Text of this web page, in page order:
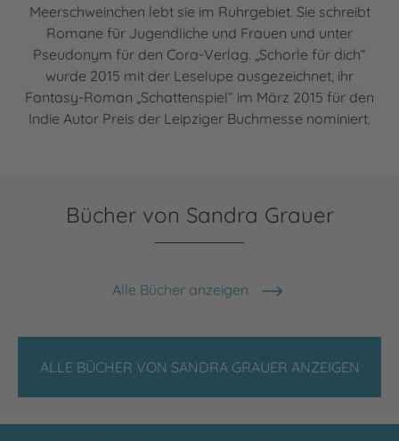
Meerschweinchen lebt sie im Ruhrgebiet. Sie schreibt
Romane für Jugendliche und Frauen und unter
Pseudonym für den Cora-Verlag. „Schorle für dich“
wurde 2015 mit der Leselupe ausgezeichnet, ihr
Fantasy-Roman „Schattenspiel“ im März 2015 für den
Indie Autor Preis der Leipziger Buchmesse nominiert.
Bücher von Sandra Grauer
Alle Bücher anzeigen
ALLE BÜCHER VON SANDRA GRAUER ANZEIGEN